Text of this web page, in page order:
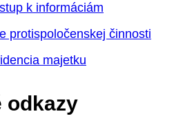
k informáciám
protispoločenskej činnosti
majetku
odkazy